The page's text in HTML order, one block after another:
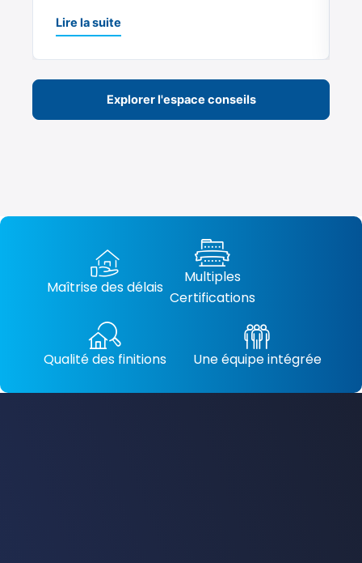
Lire la suite
Explorer l'espace conseils
Maîtrise des délais
Multiples
Certifications
Qualité des finitions Une équipe intégrée